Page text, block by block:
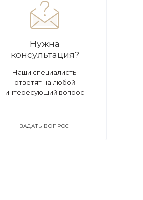
Нужна
консультация?
Наши специалисты
ответят на любой
интересующий вопрос
ЗАДАТЬ ВОПРОС